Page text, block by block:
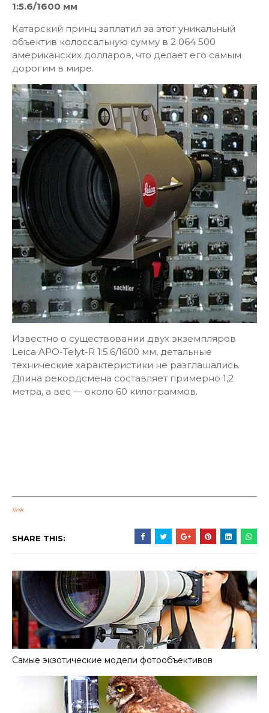
1:5.6/1600 мм
Катарский принц заплатил за этот уникальный
объектив колоссальную сумму в 2 064 500
американских долларов, что делает его самым
дорогим в мире.
Известно о существовании двух экземпляров
Leica APO-Telyt-R 1:5.6/1600 мм, детальные
технические характеристики не разглашались.
Длина рекордсмена составляет примерно 1,2
метра, а вес — около 60 килограммов.
link
SHARE THIS:
Самые экзотические модели фотообъективов